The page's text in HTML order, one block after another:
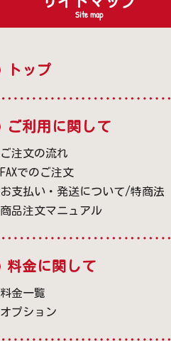
Site map
トップ
ご利用に関して
ご注文の流れ
FAXでのご注文
お支払い・発送について/特商法
商品注文マニュアル
料金に関して
料金一覧
オプション